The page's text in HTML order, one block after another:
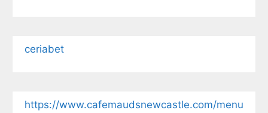
ceriabet
https://www.cafemaudsnewcastle.com/menu